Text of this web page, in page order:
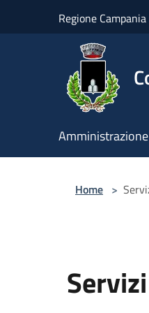
Regione Campania
Amministrazione
Home >
Servizi